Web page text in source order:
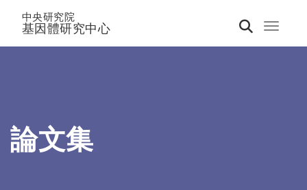
Toggle
中央研究院
基因體研究中心
論文集